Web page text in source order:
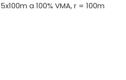
a 100% VMA, r = 100m